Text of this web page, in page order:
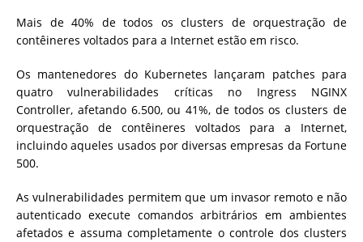
Mais de 40% de todos os clusters de orquestração de
contêineres voltados para a Internet estão em risco.
Os mantenedores do Kubernetes lançaram patches para
quatro vulnerabilidades críticas no Ingress NGINX
Controller, afetando 6.500, ou 41%, de todos os clusters de
orquestração de contêineres voltados para a Internet,
incluindo aqueles usados ​​por diversas empresas da Fortune
500.
As vulnerabilidades permitem que um invasor remoto e não
autenticado execute comandos arbitrários em ambientes
afetados e assuma completamente o controle dos clusters